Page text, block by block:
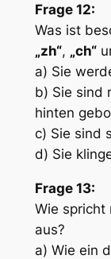
Frage 12:
Was ist
„zh“, „ch“
a) Sie
b) Sie sind
hinten
c) Sie sind
d) Sie
Frage 13:
Wie spricht
aus?
a) Wie ein